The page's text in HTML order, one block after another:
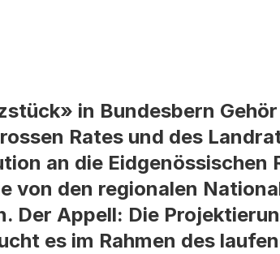
in Bundesbern
Rates und des
an die Eidgenössischen
von den regionalen
Der Appell: Die
es im Rahmen des